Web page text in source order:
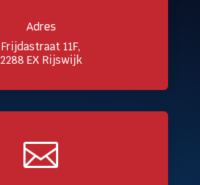
Adres
Frijdastraat 11F,
2288 EX Rijswijk
